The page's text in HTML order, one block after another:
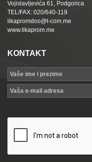
Vojislavljevića 61, Podgorica
TEL/FAX: 020/640-119
likapromdoo@t-com.me
www.likaprom.me
KONTAKT